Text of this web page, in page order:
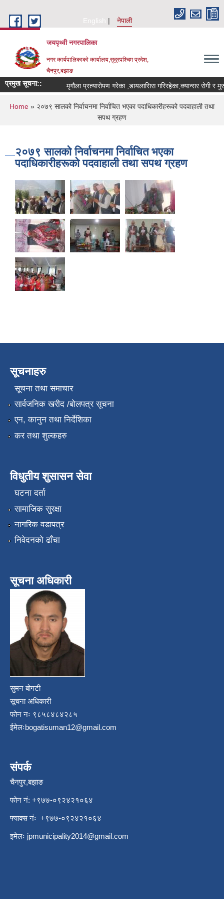
English
नेपाली
जयपृथ्वी नगरपालिका
नगर कार्यपालिकाको कार्यालय,सुदूरपश्चिम प्रदेश,
चैनपुर,बझाङ
प्रमुख सूचना::
You are here
Home » २०७९ सालको निर्वाचनमा निर्वाचित भएका पदाधिकारीहरूको पदवाहाली तथा
सपथ ग्रहण
२०७९ सालको निर्वाचनमा निर्वाचित भएका
पदाधिकारीहरूको पदवाहाली तथा सपथ ग्रहण
सूचनाहरु
सूचना तथा समाचार
सार्वजनिक खरीद /बोलपत्र सूचना
एन, कानुन तथा निर्देशिका
कर तथा शुल्कहरु
विधुतीय शुसासन सेवा
घटना दर्ता
सामाजिक सुरक्षा
नागरिक वडापत्र
निवेदनको ढाँचा
सूचना अधिकारी
सुमन बोगटी
सूचना अधिकारी
फोन नः ९८५८४८४२८५
ईमेलःbogatisuman12@gmail.com
संपर्क
चैनपुर,बझाङ
फोन नं: ‍‌+९७७-०९२४२१०६४
फ्याक्स नंः +९७७-०९२४२१०६४
इमेलः jpmunicipality2014@gmail.com